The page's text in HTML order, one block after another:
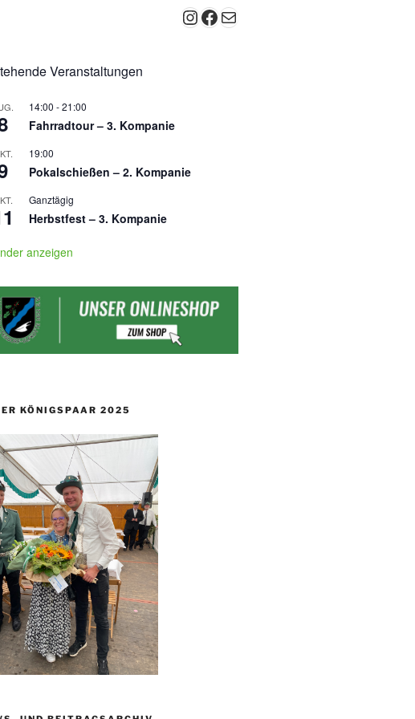
Instagram
Facebook
E-Mail
Veranstaltungen
14:00 -21:00
Fahrradtour – 3. Kompanie
19:00
Pokalschießen – 2. Kompanie
Ganztägig
Herbstfest – 3. Kompanie
anzeigen
KÖNIGSPAAR 2025